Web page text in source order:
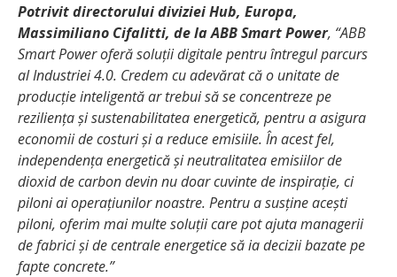
Potrivit directorului diviziei Hub, Europa,
Massimiliano Cifalitti, de la ABB Smart Power, “ABB
Smart Power oferă soluții digitale pentru întregul parcurs
al Industriei 4.0. Credem cu adevărat că o unitate de
producție inteligentă ar trebui să se concentreze pe
reziliența și sustenabilitatea energetică, pentru a asigura
economii de costuri și a reduce emisiile. În acest fel,
independența energetică și neutralitatea emisiilor de
dioxid de carbon devin nu doar cuvinte de inspirație, ci
piloni ai operațiunilor noastre. Pentru a susține acești
piloni, oferim mai multe soluții care pot ajuta managerii
de fabrici și de centrale energetice să ia decizii bazate pe
fapte concrete.”